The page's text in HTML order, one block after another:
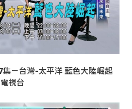
集－台灣-太平洋 藍色大陸崛起
視台